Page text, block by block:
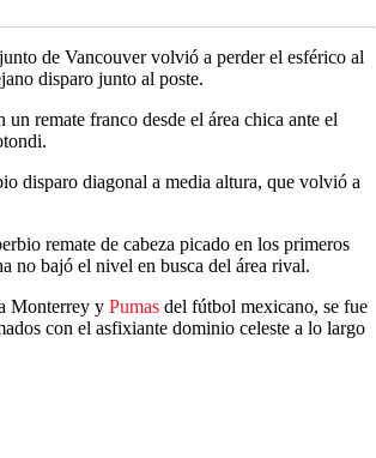
de Vancouver volvió a perder el esférico al
disparo junto al poste.
remate franco desde el área chica ante el
disparo diagonal a media altura, que volvió a
remate de cabeza picado en los primeros
no bajó el nivel en busca del área rival.
Monterrey y Pumas del fútbol mexicano, se fue
con el asfixiante dominio celeste a lo largo